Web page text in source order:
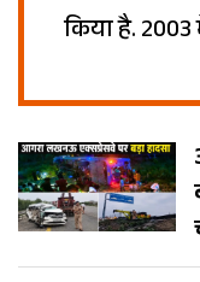
किया है. 2003
किया.